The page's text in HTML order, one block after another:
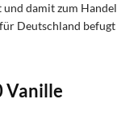
und damit zum Handel
Deutschland befugt
Vanille